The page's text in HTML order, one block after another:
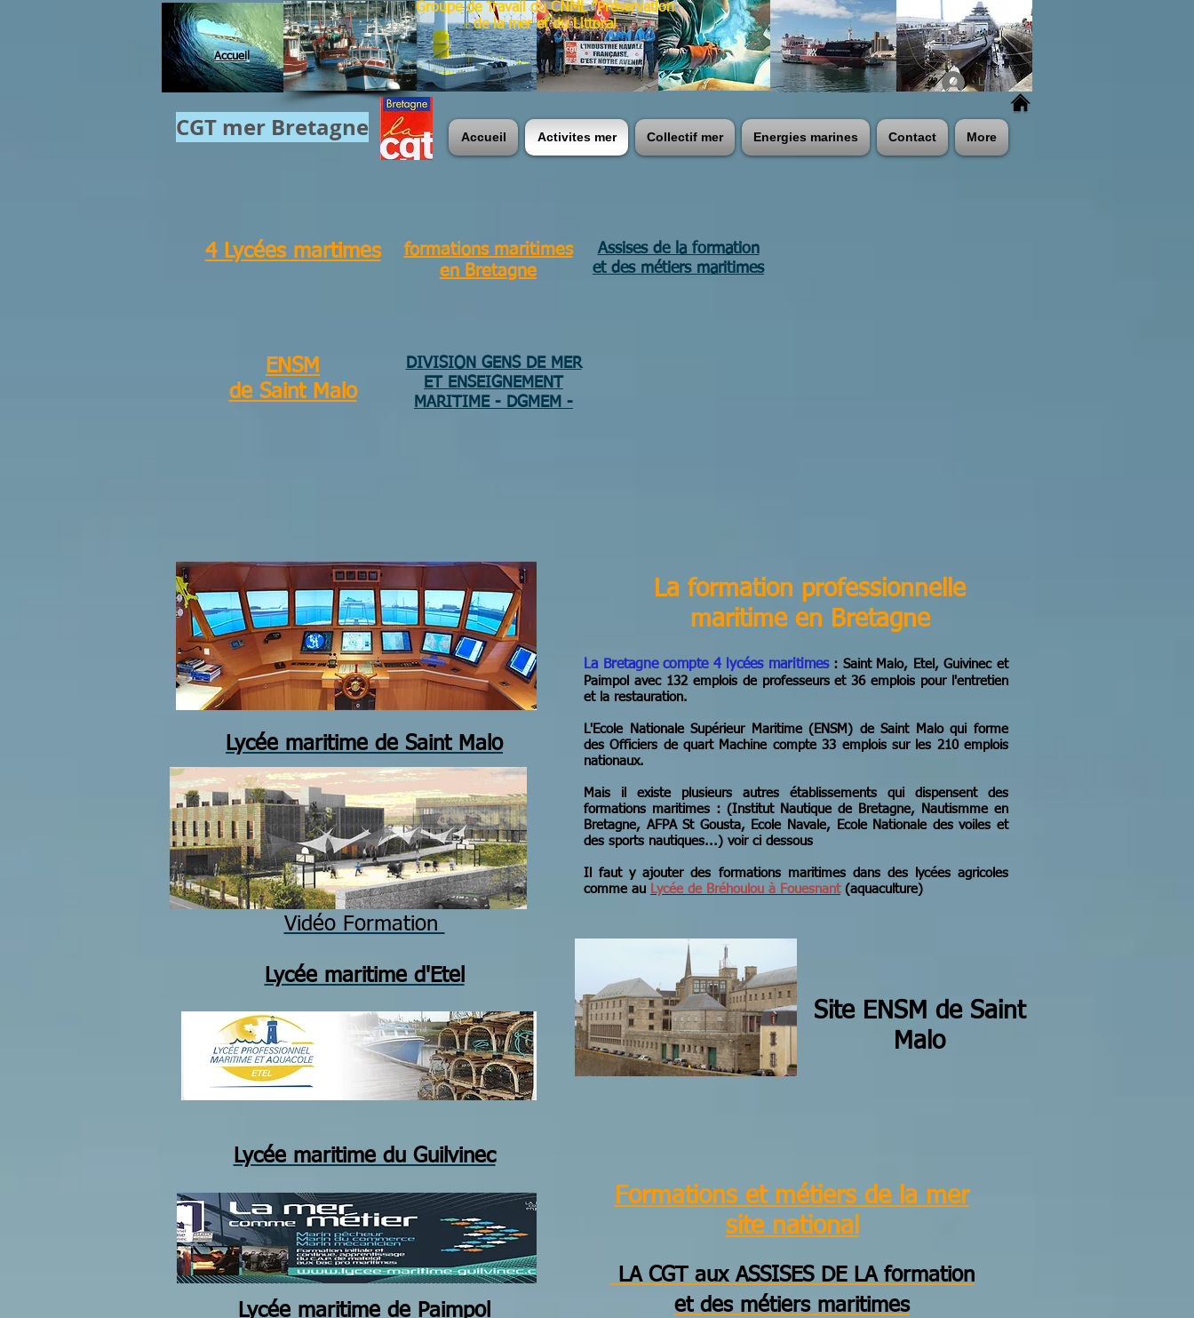
CGT mer​ Bretagne
Accueil
Accueil Activites mer Collectif mer Energies marines Contact More
Log In
Groupe de Travail du CNML "Préservation
de la mer et du Littoral
4 Lycées martimes
formations maritimes
en Bretagne
Assises de la formation
et des métiers maritimes
ENSM
de Saint Malo
DIVISION GENS DE MER
ET ENSEIGNEMENT
MARITIME - DGMEM -
La formation professionnelle
maritime en Bretagne
La Bretagne compte 4 lycées maritimes : Saint Malo, Etel, Guivinec et
Paimpol avec 132 emplois de professeurs et 36 emplois pour l'entretien
et la restauration.
L'Ecole Nationale Supérieur Maritime (ENSM) de Saint Malo qui forme
des Officiers de quart Machine compte 33 emplois sur les 210 emplois
nationaux.
Mais il existe plusieurs autres établissements qui dispensent des
formations maritimes : (Institut Nautique de Bretagne, Nautismme en
Bretagne, AFPA St Gousta, Ecole Navale, Ecole Nationale des voiles et
des sports nautiques...) voir ci dessous
Il faut y ajouter des formations maritimes dans des lycées agricoles
comme au Lycée de Bréhoulou à Fouesnant (aquaculture)
Site ENSM de Saint
Malo
Formations et métiers de la mer
site national
LA CGT aux ASSISES DE LA formation
et des métiers maritimes
Lycée maritime de Saint Malo
Vidéo Formation
Lycée maritime d'Etel
Lycée maritime du Guilvinec
Lycée maritime de Paimpol